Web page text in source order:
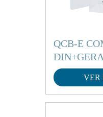
QCB-E
VER